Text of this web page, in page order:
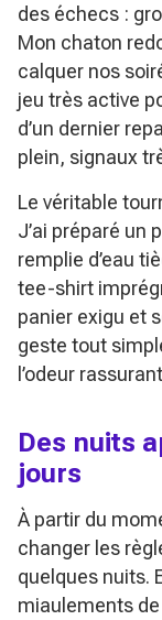
des échecs :
Mon chaton
calquer nos
jeu très active
d’un dernier
plein, signaux
Le véritable
J’ai préparé un
remplie d’eau
tee-shirt
panier exigu et
geste tout
l’odeur
Des nuits
jours
À partir du
changer les
quelques nuits.
miaulements